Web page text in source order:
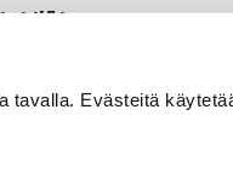
tavalla. Evästeitä